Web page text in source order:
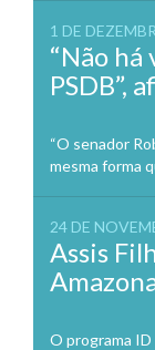
1 DE
“Não há
PSDB”,
“O senador
mesma forma
24 DE
Assis
O programa